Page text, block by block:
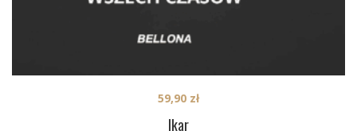
Ikar
59,90 zł